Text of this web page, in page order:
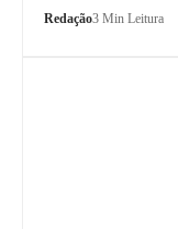
Redação3 Min Leitura